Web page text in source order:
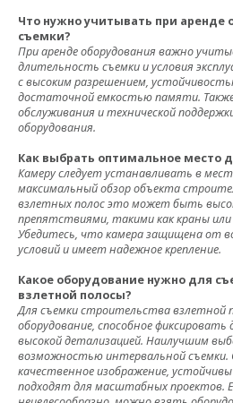
Что нужно учитывать при аренде
съемки?
При аренде оборудования важно
длительность съемки и условия
с высоким разрешением,
достаточной емкостью памяти.
обслуживания и технической
оборудования.
Как выбрать оптимальное место
Камеру следует устанавливать в
максимальный обзор объекта
взлетных полос это может быть
препятствиями, такими как краны
Убедитесь, что камера защищена от
условий и имеет надежное крепление.
Какое оборудование нужно для
взлетной полосы?
Для съемки строительства взлетной
оборудование, способное фиксировать
высокой детализацией. Наилучшим
возможностью интервальной съемки.
качественное изображение,
подходят для масштабных проектов.